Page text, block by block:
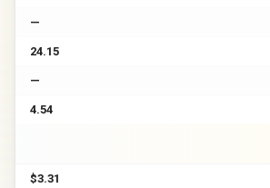
—
24.15
—
4.54
$3.31